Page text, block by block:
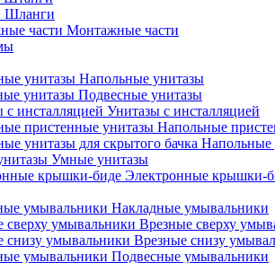
Шланги
Монтажные части
Напольные унитазы
Подвесные унитазы
Унитазы с инсталляцией
Напольные
Напольные
Умные унитазы
Электронные крышки-
Накладные умывальники
Врезные сверху
Врезные снизу
Подвесные умывальники